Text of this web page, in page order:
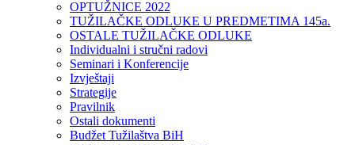
OPTUŽNICE 2022
TUŽILAČKE ODLUKE U PREDMETIMA 145a.
OSTALE TUŽILAČKE ODLUKE
Individualni i stručni radovi
Seminari i Konferencije
Izvještaji
Strategije
Pravilnik
Ostali dokumenti
Budžet Tužilaštva BiH